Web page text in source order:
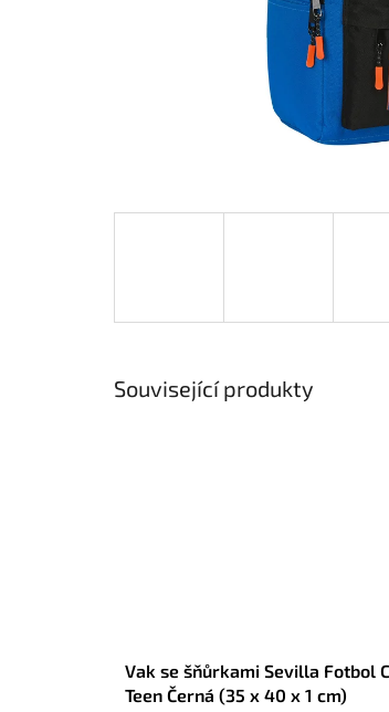
Související produkty
Vak se šňůrkami Sevilla Fotbol
Teen Černá (35 x 40 x 1 cm)